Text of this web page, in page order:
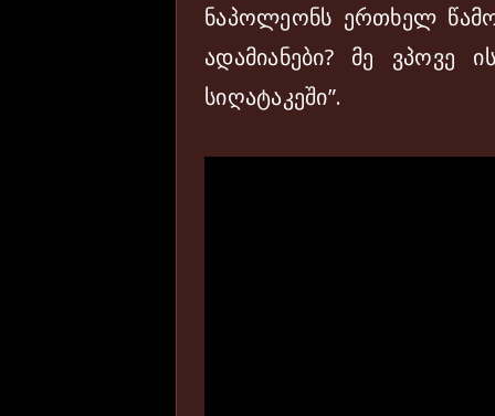
ნაპოლეონს ერთხელ
ადამიანები? მე ვპოვე
სიღატაკეში”.